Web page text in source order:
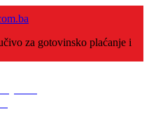
za gotovinsko plaćanje i